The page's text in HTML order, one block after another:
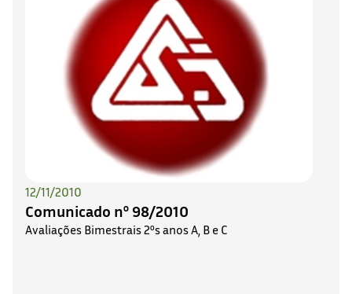
12/11/2010
Comunicado nº 98/2010
Avaliações Bimestrais 2ºs anos A, B e C